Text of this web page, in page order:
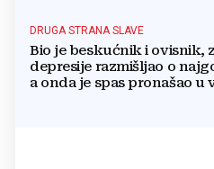
DRUGA STRANA SLAVE
Bio je beskućnik i ovisnik,
depresije razmišljao o
a onda je spas pronašao u